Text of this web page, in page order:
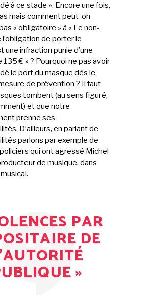
à ce stade ». Encore une fois,
mais comment peut-on
« obligatoire » à « Le non-
de porter le
une infraction punie d’une
135 € » ? Pourquoi ne pas avoir
le port du masque dès le
de prévention ? Il faut
tombent (au sens figuré,
et que notre
prenne ses
D’ailleurs, en parlant de
parlons par exemple de
qui ont agressé Michel
de musique, dans
PAR
DE
»